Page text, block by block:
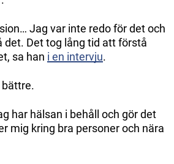
Jag var inte redo för det och
det. Det tog lång tid att förstå
sa han i en intervju.
bättre.
har hälsan i behåll och gör det
mig kring bra personer och nära